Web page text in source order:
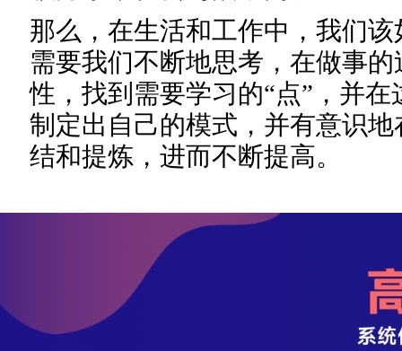
那么，在生活和工作中，我们
需要我们不断地思考，在做事
性，找到需要学习的“点”，并
制定出自己的模式，并有意识
结和提炼，进而不断提高。